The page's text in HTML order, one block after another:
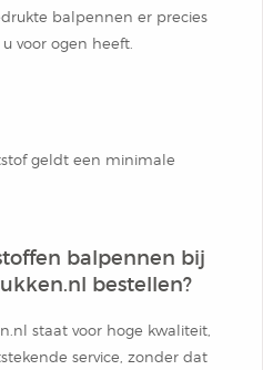
balpennen er precies
voor ogen heeft.
geldt een minimale
balpennen bij
bestellen?
staat voor hoge kwaliteit,
service, zonder dat